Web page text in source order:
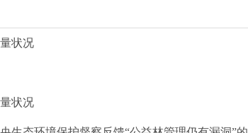
状况
状况